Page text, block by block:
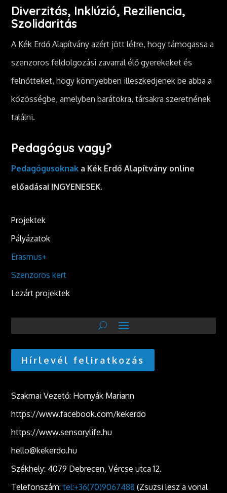
Diverzitás, Inklúzió, Reziliencia,
Szolidaritás
A Kék Erdő Alapítvány azért jött létre, hogy támogassa a
szenzoros feldolgozási zavarral élő gyerekeket és
felnőtteket, hogy könnyebben illeszkedjenek be abba a
közösségbe, amelyben barátokra, társakra szeretnének
találni.
Pedagógus vagy?
Pedagógusoknak a Kék Erdő Alapítvány online
előadásai INGYENESEK.
Projektek
Pályázatok
Erasmus+
Szenzoros kert
Lezárt projektek
Hírlevél feliratkozás
Szakmai Vezető: Hornyák Mariann
https://www.facebook.com/kekerdo
https://www.sensorylife.hu
hello@kekerdo.hu
Székhely: 4079 Debrecen, Vércse utca 12.
Telefonszám:tel:+36(70)9067488 (Zsuzsi lesz a vonal